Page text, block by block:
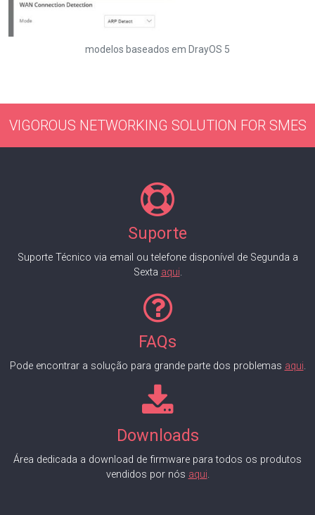
modelos baseados em DrayOS 5
VIGOROUS NETWORKING SOLUTION FOR SMES
Suporte
Suporte Técnico via email ou telefone disponível de Segunda a
Sexta aqui.
FAQs
Pode encontrar a solução para grande parte dos problemas aqui.
Downloads
Área dedicada a download de firmware para todos os produtos
vendidos por nós aqui.